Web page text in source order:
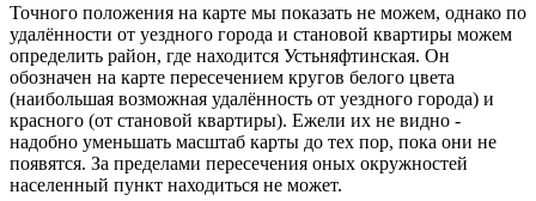
Точного положения на карте мы показать не можем, однако по
удалённости от уездного города и становой квартиры можем
определить район, где находится Устьняфтинская. Он
обозначен на карте пересечением кругов белого цвета
(наибольшая возможная удалённость от уездного города) и
красного (от становой квартиры). Ежели их не видно -
надобно уменьшать масштаб карты до тех пор, пока они не
появятся. За пределами пересечения оных окружностей
населенный пункт находиться не может.